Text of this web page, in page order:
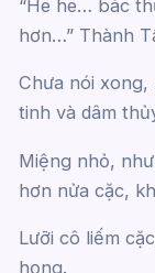
“He he… bác
hơn…” Thành
Chưa nói xong,
tinh và dâm
Miệng nhỏ,
hơn nửa cặc,
Lưỡi cô liếm
họng.